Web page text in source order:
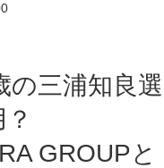
の三浦知良選
？
GROUPと